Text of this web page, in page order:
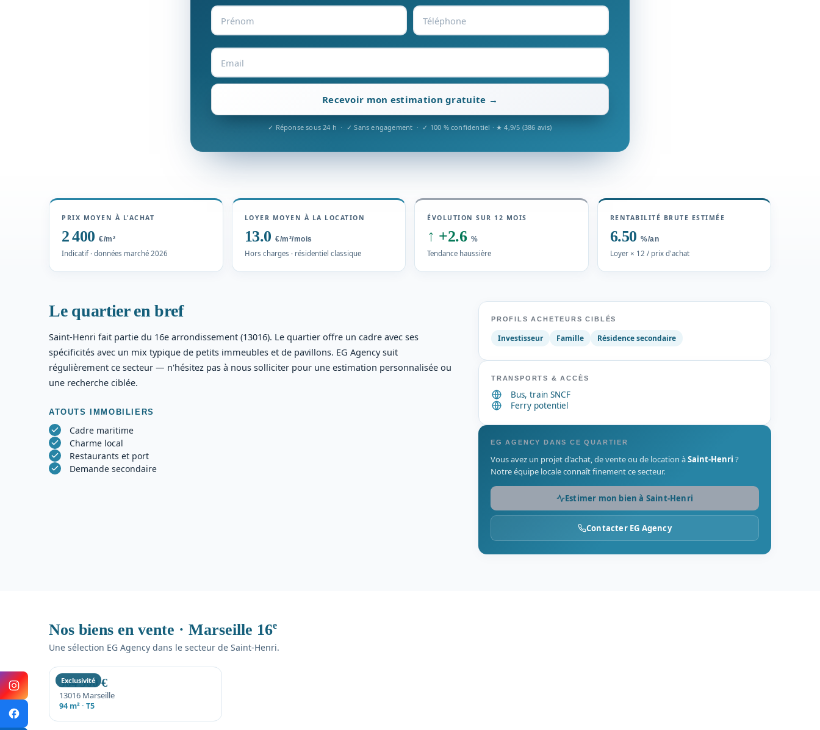
Recevoir mon estimation gratuite →
✓ Réponse sous 24 h · ✓ Sans engagement · ✓ 100 % confidentiel · ★ 4,9/5 (386 avis)
PRIX MOYEN À L'ACHAT
2 400 €/m²
Indicatif · données marché 2026
LOYER MOYEN À LA LOCATION
13.0 €/m²/mois
Hors charges · résidentiel classique
ÉVOLUTION SUR 12 MOIS
↑ +2.6 %
Tendance haussière
RENTABILITÉ BRUTE ESTIMÉE
6.50 %/an
Loyer × 12 / prix d'achat
Le quartier en bref
Saint-Henri fait partie du 16e arrondissement (13016). Le quartier offre un cadre avec ses
spécificités avec un mix typique de petits immeubles et de pavillons. EG Agency suit
régulièrement ce secteur — n'hésitez pas à nous solliciter pour une estimation personnalisée ou
une recherche ciblée.
ATOUTS IMMOBILIERS
Cadre maritime
Charme local
Restaurants et port
Demande secondaire
PROFILS ACHETEURS CIBLÉS
Investisseur Famille Résidence secondaire
TRANSPORTS & ACCÈS
Bus, train SNCF
Ferry potentiel
EG AGENCY DANS CE QUARTIER
Vous avez un projet d'achat, de vente ou de location àSaint-Henri ?
Notre équipe locale connaît finement ce secteur.
Estimer mon bien à Saint-Henri
Contacter EG Agency
Nos biens en vente · Marseille 16e
Une sélection EG Agency dans le secteur de Saint-Henri.
Exclusivité
304 500 €
13016 Marseille
94 m² · T5